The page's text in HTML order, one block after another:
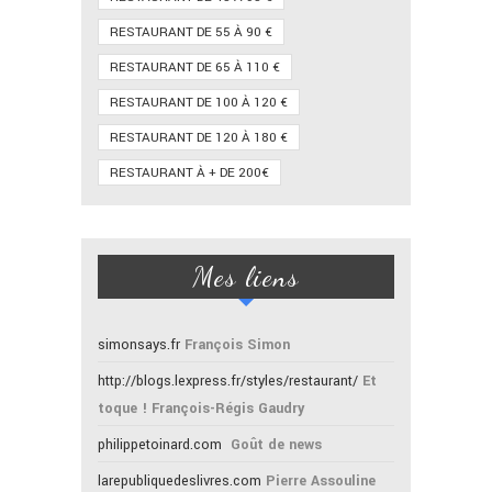
RESTAURANT DE 55 À 90 €
RESTAURANT DE 65 À 110 €
RESTAURANT DE 100 À 120 €
RESTAURANT DE 120 À 180 €
RESTAURANT À + DE 200€
Mes liens
simonsays.fr François Simon
http://blogs.lexpress.fr/styles/restaurant/ Et
toque ! François-Régis Gaudry
philippetoinard.com Goût de news
larepubliquedeslivres.com Pierre Assouline